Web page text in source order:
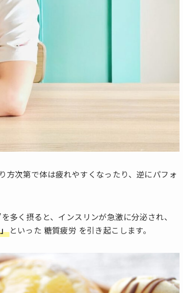
方次第で体は疲れやすくなったり、逆にパフォ
を多く摂ると、インスリンが急激に分泌され、
といった 糖質疲労 を引き起こします。